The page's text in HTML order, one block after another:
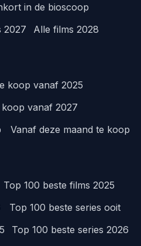
in de bioscoop
2027 Alle films 2028
koop vanaf 2025
koop vanaf 2027
Vanaf deze maand te koop
Top 100 beste films 2025
Top 100 beste series ooit
Top 100 beste series 2026